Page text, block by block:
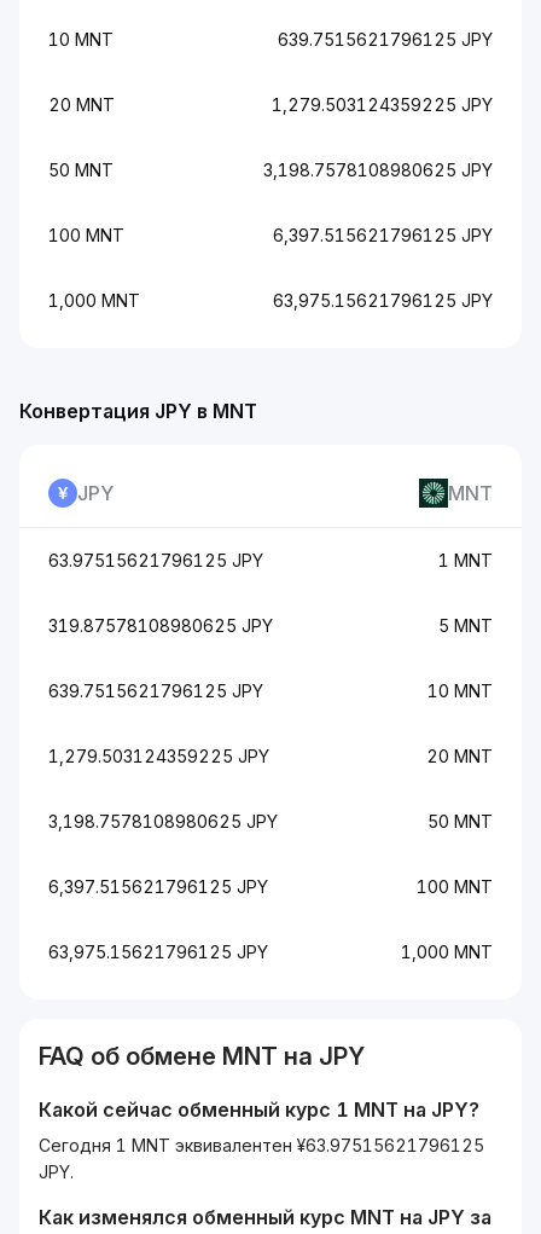
10 MNT 639.7515621796125 JPY
20 MNT 1,279.503124359225 JPY
50 MNT 3,198.7578108980625 JPY
100 MNT 6,397.515621796125 JPY
1,000 MNT 63,975.15621796125 JPY
Конвертация JPY в MNT
JPY MNT
63.97515621796125 JPY 1 MNT
319.87578108980625 JPY 5 MNT
639.7515621796125 JPY 10 MNT
1,279.503124359225 JPY 20 MNT
3,198.7578108980625 JPY 50 MNT
6,397.515621796125 JPY 100 MNT
63,975.15621796125 JPY 1,000 MNT
FAQ об обмене MNT на JPY
Какой сейчас обменный курс 1 MNT на JPY?
Сегодня 1 MNT эквивалентен ¥63.97515621796125
JPY.
Как изменялся обменный курс MNT на JPY за